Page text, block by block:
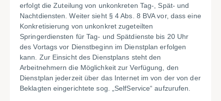
erfolgt die Zuteilung von unkonkreten Tag-, Spät- und
Nachtdiensten. Weiter sieht § 4 Abs. 8 BVA vor, dass eine
Konkretisierung von unkonkret zugeteilten
Springerdiensten für Tag- und Spätdienste bis 20 Uhr
des Vortags vor Dienstbeginn im Dienstplan erfolgen
kann. Zur Einsicht des Dienstplans steht den
Arbeitnehmern die Möglichkeit zur Verfügung, den
Dienstplan jederzeit über das Internet im von der von der
Beklagten eingerichtete sog. „SelfService“ aufzurufen.